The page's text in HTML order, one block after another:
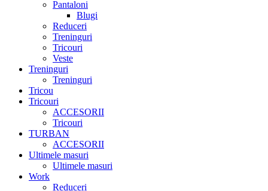
Pantaloni
Blugi
Reduceri
Treninguri
Tricouri
Veste
Treninguri
Treninguri
Tricou
Tricouri
ACCESORII
Tricouri
TURBAN
ACCESORII
Ultimele masuri
Ultimele masuri
Work
Reduceri